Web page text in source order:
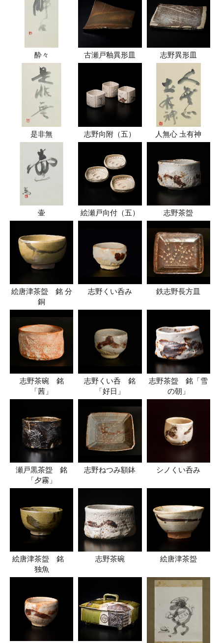
酔々 古瀬戸釉異形皿 志野異形皿
是非無 志野向附（五） 人無心 圡有神
壷 絵瀬戸向付（五） 志野茶盌
絵唐津茶盌 銘 分
銅
志野くい呑み 鉄志野長方皿
志野茶碗 銘
「茜」
志野くい呑 銘
「好日」
志野茶盌 銘「雪
の朝」
瀬戸黒茶盌 銘
「夕霧」
志野ねつみ額鉢 シノくい呑み
絵唐津茶盌 銘
独魚
志野茶碗 絵唐津茶盌